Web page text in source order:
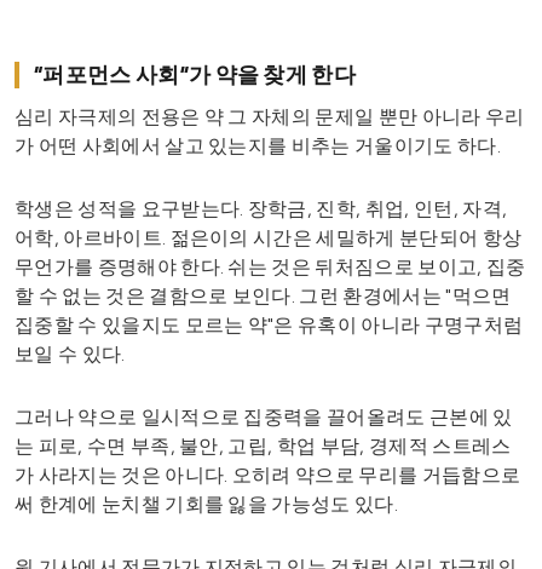
“퍼포먼스 사회”가 약을 찾게 한다
심리 자극제의 전용은 약 그 자체의 문제일 뿐만 아니라 우리
가 어떤 사회에서 살고 있는지를 비추는 거울이기도 하다.
학생은 성적을 요구받는다. 장학금, 진학, 취업, 인턴, 자격,
어학, 아르바이트. 젊은이의 시간은 세밀하게 분단되어 항상
무언가를 증명해야 한다. 쉬는 것은 뒤처짐으로 보이고, 집중
할 수 없는 것은 결함으로 보인다. 그런 환경에서는 "먹으면
집중할 수 있을지도 모르는 약"은 유혹이 아니라 구명구처럼
보일 수 있다.
그러나 약으로 일시적으로 집중력을 끌어올려도 근본에 있
는 피로, 수면 부족, 불안, 고립, 학업 부담, 경제적 스트레스
가 사라지는 것은 아니다. 오히려 약으로 무리를 거듭함으로
써 한계에 눈치챌 기회를 잃을 가능성도 있다.